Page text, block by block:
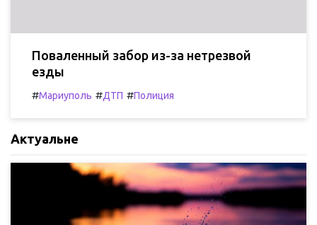
Поваленный забор из-за нетрезвой
езды
#Мариуполь #ДТП #Полиция
Актуальне